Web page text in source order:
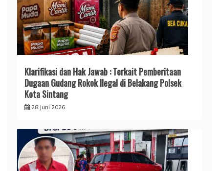
Klarifikasi dan Hak Jawab : Terkait Pemberitaan
Dugaan Gudang Rokok Ilegal di Belakang Polsek
Kota Sintang
28 Juni 2026